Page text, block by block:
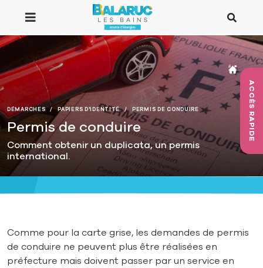
Aller au contenu principal
ACCÈS RAPIDE
DÉMARCHES PAPIERS D'IDENTITÉ PERMIS DE CONDUIRE
Permis de conduire
Comment obtenir un duplicata, un permis
international.
Comme pour la carte grise, les demandes de permis
de conduire ne peuvent plus être réalisées en
préfecture mais doivent passer par un service en